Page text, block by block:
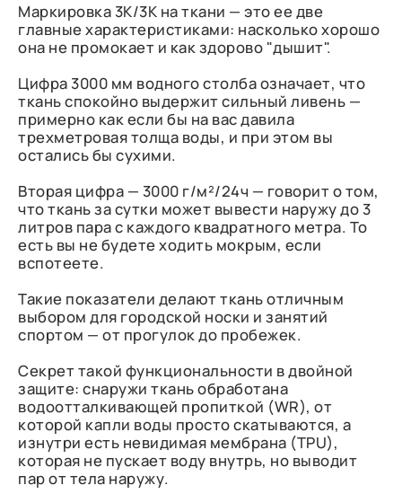
Маркировка 3К/3К на ткани — это ее две
главные характеристиками: насколько хорошо
она не промокает и как здорово "дышит".
Цифра 3000 мм водного столба означает, что
ткань спокойно выдержит сильный ливень —
примерно как если бы на вас давила
трехметровая толща воды, и при этом вы
остались бы сухими.
Вторая цифра — 3000 г/м²/24ч — говорит о том,
что ткань за сутки может вывести наружу до 3
литров пара с каждого квадратного метра. То
есть вы не будете ходить мокрым, если
вспотеете.
Такие показатели делают ткань отличным
выбором для городской носки и занятий
спортом — от прогулок до пробежек.
Секрет такой функциональности в двойной
защите: снаружи ткань обработана
водоотталкивающей пропиткой (WR), от
которой капли воды просто скатываются, а
изнутри есть невидимая мембрана (TPU),
которая не пускает воду внутрь, но выводит
пар от тела наружу.